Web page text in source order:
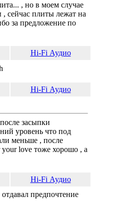
, но в моем случае
, сейчас плиты лежат на
за предложение по
Hi-Fi Аудио
Hi-Fi Аудио
засыпки
уровень что под
меньше , после
love тоже хорошо , а
Hi-Fi Аудио
предпочтение